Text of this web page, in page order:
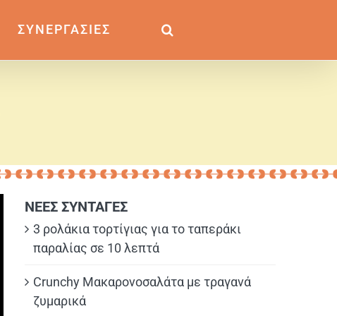
ΣΥΝΕΡΓΑΣΙΕΣ
ΝΕΕΣ ΣΥΝΤΑΓΕΣ
3 ρολάκια τορτίγιας για το ταπεράκι
παραλίας σε 10 λεπτά
Crunchy Μακαρονοσαλάτα με τραγανά
ζυμαρικά